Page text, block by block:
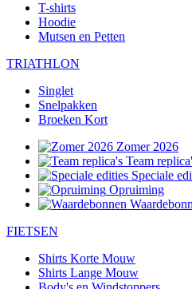
T-shirts
Hoodie
Mutsen en Petten
TRIATHLON
Singlet
Snelpakken
Broeken Kort
Zomer 2026
Team
Speciale
Opruiming
FIETSEN
Shirts Korte Mouw
Shirts Lange Mouw